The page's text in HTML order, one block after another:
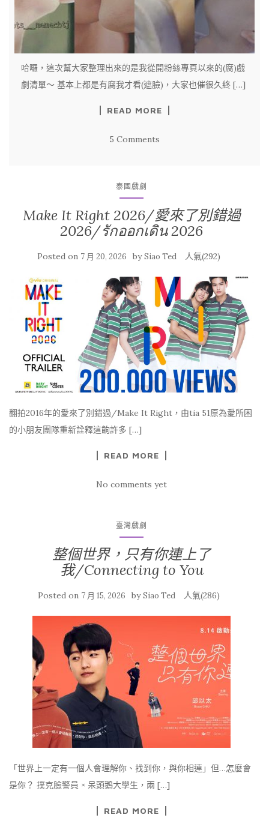
哈囉，這次幫大家整理出來的是我從開粉絲專頁以來的(腐)戲
劇清單～ 基本上都是有腐我才看(遮臉)，大家也催很久終 […]
READ MORE
5 Comments
泰國戲劇
Make It Right 2026/愛來了別錯過
2026/รักออกเดิน 2026
Posted on 7 月 20, 2026 bySiao Ted 人氣(292)
翻拍2016年的愛來了別錯過/Make It Right，由tia 51原為愛所困
的小朋友團隊重新詮釋這齣許多 […]
READ MORE
No comments yet
臺灣戲劇
整個世界，只有你連上了
我/Connecting to You
Posted on 7 月 15, 2026 bySiao Ted 人氣(286)
「世界上一定有一個人會理解你、找到你，與你相連」但…怎麼會
是你？ 撲克臉警員 × 呆頭鵝大學生，兩 […]
READ MORE